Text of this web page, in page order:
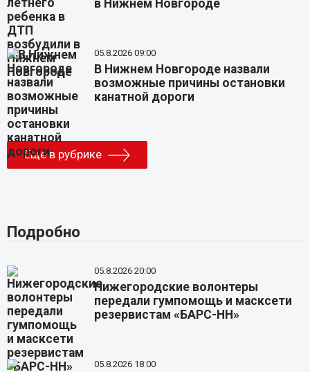
в Нижнем Новгороде
05.8.2026 09:00
В Нижнем Новгороде назвали
возможные причины остановки
канатной дороги
Еще в рубрике
Подробно
05.8.2026 20:00
Нижегородские волонтеры
передали гумпомощь и масксети
резервистам «БАРС-НН»
05.8.2026 18:00